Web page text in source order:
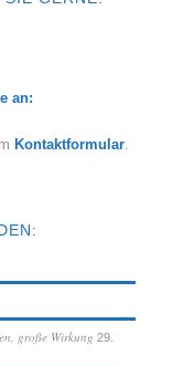
an:
Kontaktformular.
große Wirkung 29.